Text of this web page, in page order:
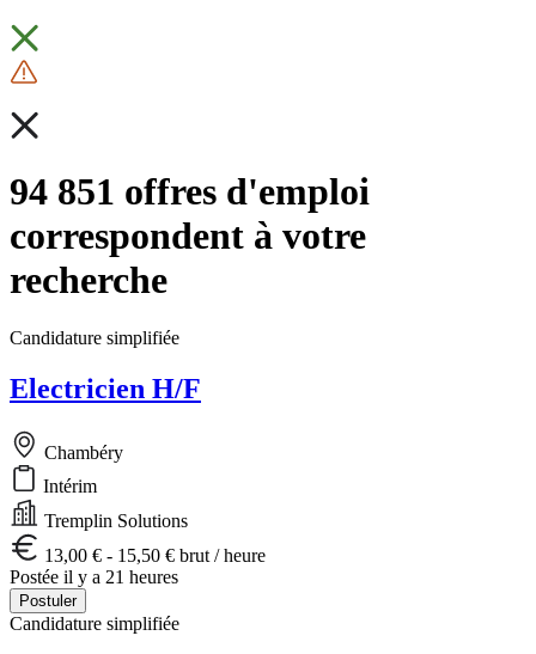
94 851 offres d'emploi
correspondent à votre
recherche
Candidature simplifiée
Electricien H/F
Chambéry
Intérim
Tremplin Solutions
13,00 € - 15,50 € brut / heure
Postée il y a 21 heures
Postuler
Candidature simplifiée